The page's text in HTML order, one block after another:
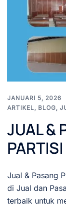
JANUARI 5, 2026
ARTIKEL, BLOG,
JUAL &
Jual & Pasang
di Jual dan
terbaik untuk